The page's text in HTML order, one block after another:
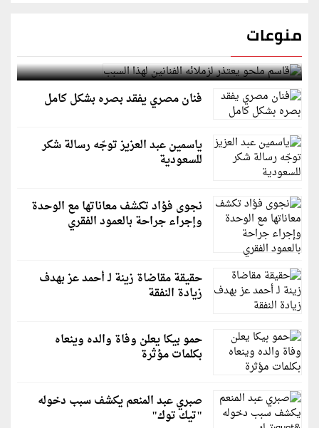
منوعات
قاسم ملحو يعتذر لزملائه الفنانين لهذا السبب
فنان مصري يفقد بصره بشكل كامل
ياسمين عبد العزيز توجّه رسالة شكر
للسعودية
نجوى فؤاد تكشف معاناتها مع الوحدة
وإجراء جراحة بالعمود الفقري
حقيقة مقاضاة زينة لـ أحمد عز بهدف
زيادة النفقة
حمو بيكا يعلن وفاة والده وينعاه
بكلمات مؤثرة
صبري عبد المنعم يكشف سبب دخوله
"تيك توك"